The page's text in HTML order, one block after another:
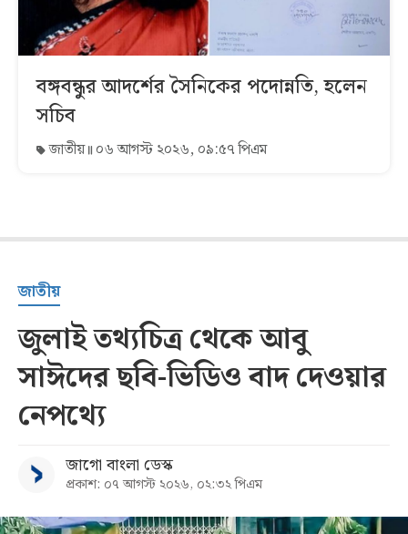
বঙ্গবন্ধুর আদর্শের সৈনিকের পদোন্নতি, হলেন
সচিব
জাতীয় ০৬ আগস্ট ২০২৬, ০৯:৫৭ পিএম
জাতীয়
জুলাই তথ্যচিত্র থেকে আবু
সাঈদের ছবি-ভিডিও বাদ দেওয়ার
নেপথ্যে
জাগো বাংলা ডেস্ক
প্রকাশ: ০৭ আগস্ট ২০২৬, ০২:৩২ পিএম